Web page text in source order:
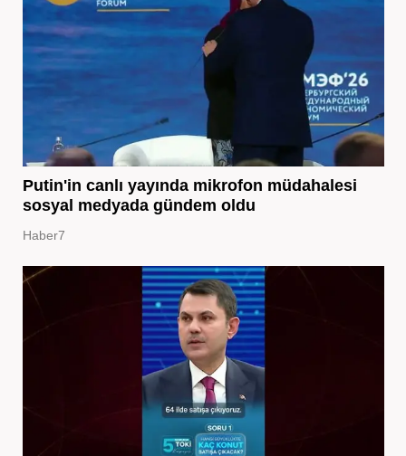
Putin'in canlı yayında mikrofon müdahalesi
sosyal medyada gündem oldu
Haber7